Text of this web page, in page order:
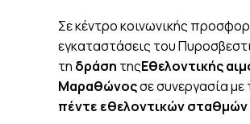
Σε κέντρο κοινωνικής
εγκαταστάσεις του
τη δράση τηςΕθελοντικής
Μαραθώνοςσε συνεργασία με
πέντε εθελοντικών σταθμών